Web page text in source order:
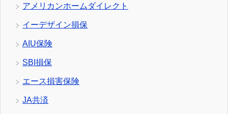
アメリカンホームダイレクト
イーデザイン損保
AIU保険
SBI損保
エース損害保険
JA共済